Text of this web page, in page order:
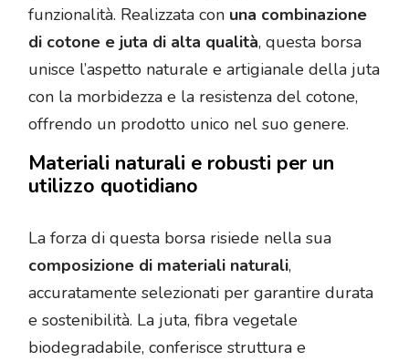
funzionalità. Realizzata con una combinazione
di cotone e juta di alta qualità, questa borsa
unisce l’aspetto naturale e artigianale della juta
con la morbidezza e la resistenza del cotone,
offrendo un prodotto unico nel suo genere.
Materiali naturali e robusti per un
utilizzo quotidiano
La forza di questa borsa risiede nella sua
composizione di materiali naturali,
accuratamente selezionati per garantire durata
e sostenibilità. La juta, fibra vegetale
biodegradabile, conferisce struttura e